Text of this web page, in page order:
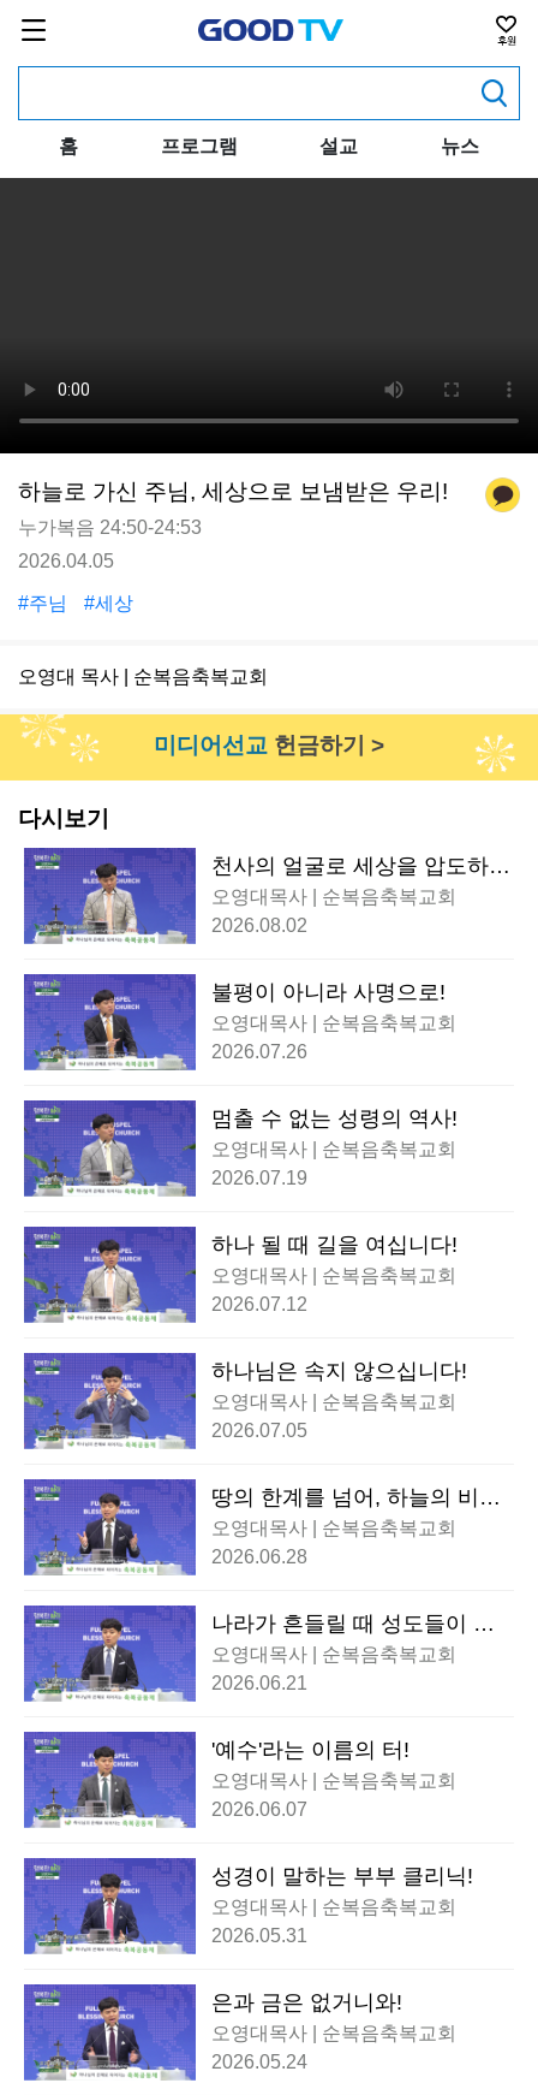
홈 프로그램 설교 뉴스
하늘로 가신 주님, 세상으로 보냄받은 우리!
누가복음 24:50-24:53
2026.04.05
#주님 #세상
오영대 목사 | 순복음축복교회
미디어선교 헌금하기 >
다시보기
천사의 얼굴로 세상을 압도하
다!
오영대목사 | 순복음축복교회
2026.08.02
불평이 아니라 사명으로!
오영대목사 | 순복음축복교회
2026.07.26
멈출 수 없는 성령의 역사!
오영대목사 | 순복음축복교회
2026.07.19
하나 될 때 길을 여십니다!
오영대목사 | 순복음축복교회
2026.07.12
하나님은 속지 않으십니다!
오영대목사 | 순복음축복교회
2026.07.05
땅의 한계를 넘어, 하늘의 비전
을 쏘아 올리라!
오영대목사 | 순복음축복교회
2026.06.28
나라가 흔들릴 때 성도들이 반
드시 해야할 한 가지!
오영대목사 | 순복음축복교회
2026.06.21
'예수'라는 이름의 터!
오영대목사 | 순복음축복교회
2026.06.07
성경이 말하는 부부 클리닉!
오영대목사 | 순복음축복교회
2026.05.31
은과 금은 없거니와!
오영대목사 | 순복음축복교회
2026.05.24